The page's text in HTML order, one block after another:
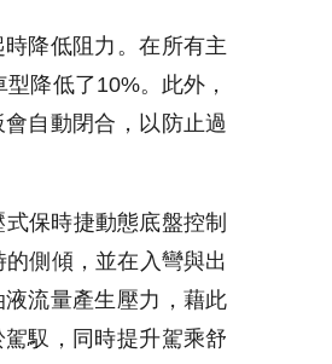
降低阻力。在所有主
降低了10%。此外，
自動閉合，以防止過
保時捷動態底盤控制
側傾，並在入彎與出
流量產生壓力，藉此
馭，同時提升駕乘舒